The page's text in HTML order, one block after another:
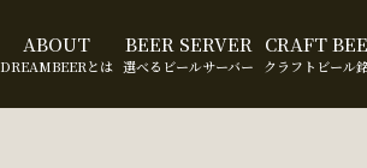
ABOUT
DREAMBEERとは
BEER SERVER
選べるビールサーバー
CRAFT
クラフトビール